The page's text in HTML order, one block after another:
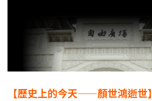
【歷史上的今天——顏世鴻逝世】